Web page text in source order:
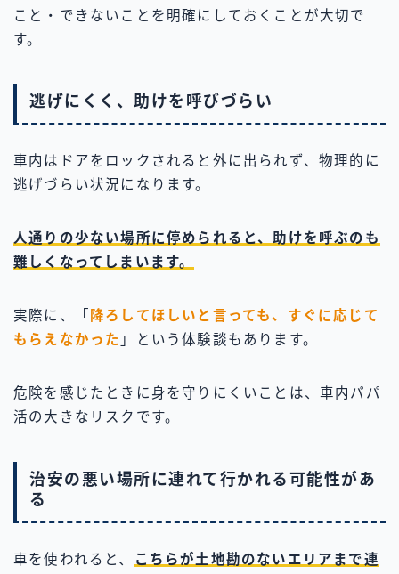
こと・できないことを明確にしておくことが大切で
す。
逃げにくく、助けを呼びづらい
車内はドアをロックされると外に出られず、物理的に
逃げづらい状況になります。
人通りの少ない場所に停められると、助けを呼ぶのも
難しくなってしまいます。
実際に、「 降ろしてほしいと言っても、すぐに応じて
もらえなかった 」という体験談もあります。
危険を感じたときに身を守りにくいことは、車内パパ
活の大きなリスクです。
治安の悪い場所に連れて行かれる可能性があ
る
車を使われると、
こちらが土地勘のないエリアまで連